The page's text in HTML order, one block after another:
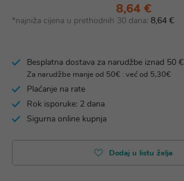
8,64 €
*najniža cijena u prethodnih 30 dana: 8,64 €
Besplatna dostava za narudžbe iznad 50 €
Za narudžbe manje od 50€ : već od 5,30€
Plaćanje na rate
Rok isporuke: 2 dana
Sigurna online kupnja
Dodaj u listu želja